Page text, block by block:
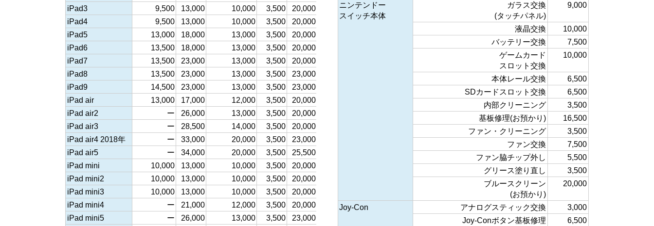
iPad3
9,500 13,000 10,000 3,500 20,000
12,500
iPad4
9,500 13,000 10,000 3,500 20,000
12,000
iPad5
13,000 18,000 13,000 3,500 20,000
iPad6
13,500 18,000 13,000 3,500 20,000
iPad7
13,500 23,000 13,000 3,500 20,000
iPad8
13,500 23,000 13,000 3,500 23,000
iPad9
14,500 23,000 13,000 3,500 23,000
iPad air
13,000 17,000 12,000 3,500 20,000
iPad air2
ー 26,000 13,000 3,500 20,000
iPad air3
ー 28,500 14,000 3,500 20,000
iPad air4 2018年
ー 33,000 20,000 3,500 23,000
iPad air5
ー 34,000 20,000 3,500 25,500
iPad mini
10,000 13,000 10,000 3,500 20,000
iPad mini2
10,000 13,000 10,000 3,500 20,000
iPad mini3
10,000 13,000 10,000 3,500 20,000
iPad mini4
ー 21,000 12,000 3,500 20,000
14,500
iPad mini5
ー 26,000 13,000 3,500 23,000
ニンテンドー
スイッチ本体
ガラス交換
(タッチパネル)
9,000
液晶交換
10,000
バッテリー交換
7,500
ゲームカード
スロット交換
10,000
本体レール交換
6,500
SDカードスロット交換
6,500
内部クリーニング
3,500
基板修理(お預かり)
16,500
ファン・クリーニング
3,500
ファン交換
7,500
ファン脇チップ外し
5,500
グリース塗り直し
3,500
ブルースクリーン
(お預かり)
20,000
Joy-Con アナログスティック交換
3,000
Joy-Conボタン基板修理
6,500